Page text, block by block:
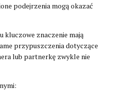
podejrzenia mogą okazać
kluczowe znaczenie mają
przypuszczenia dotyczące
lub partnerkę zwykle nie